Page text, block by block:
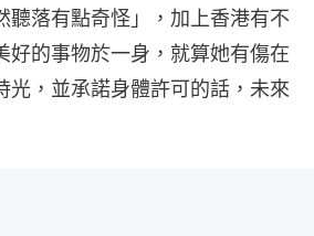
聽落有點奇怪」，加上香港有不
好的事物於一身，就算她有傷在
光，並承諾身體許可的話，未來